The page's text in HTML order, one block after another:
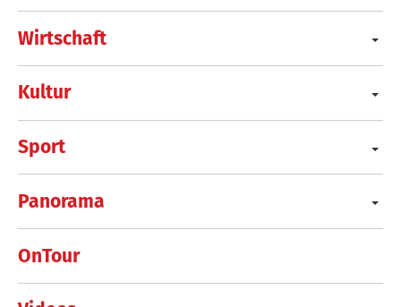
Wirtschaft
Kultur
Sport
Panorama
OnTour